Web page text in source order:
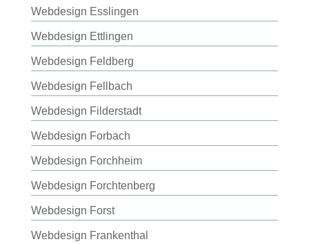
Webdesign Esslingen
Webdesign Ettlingen
Webdesign Feldberg
Webdesign Fellbach
Webdesign Filderstadt
Webdesign Forbach
Webdesign Forchheim
Webdesign Forchtenberg
Webdesign Forst
Webdesign Frankenthal